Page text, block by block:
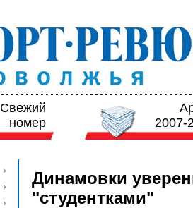
Свежий
номер
2007-
Динамовки
"студентками"